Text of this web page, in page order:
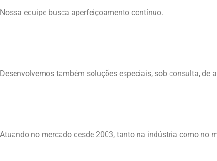
Nossa equipe busca aperfeiçoamento contínuo.
Desenvolvemos também soluções especiais, sob consulta, de
Atuando no mercado desde 2003, tanto na indústria como no